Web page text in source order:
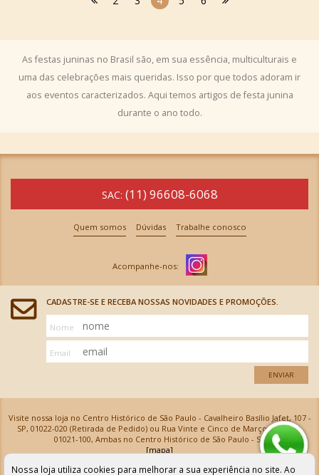
As festas juninas no Brasil são, em sua essência, multiculturais e
uma das celebrações mais queridas. Isso por que todos adoram ir
aos eventos caracterizados. Aqui temos artigos de festa junina
durante o ano todo.
SAC: (11) 96608-6068
Quem somos Dúvidas Trabalhe conosco
CADASTRE-SE E RECEBA NOSSAS NOVIDADES E PROMOÇÕES.
Nome
Email
ENVIAR
Visite nossa loja no Centro Histórico de São Paulo - Cavalheiro Basílio Jafet, 107 -
SP, 01022-020 (Retirada de Pedido) ou Rua Vinte e Cinco de Março, 576 - SP,
01021-100, Ambas no Centro Histórico de São Paulo - SP
[mapa]
Armarinhos Santa Cecília Ltda | CNPJ: 61.069.639/0001-18
Nossa loja utiliza cookies para melhorar a sua experiência no site. Ao